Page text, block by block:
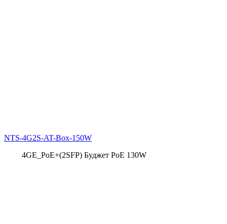
NTS-4G2S-AT-Box-150W
4GE_PoE+(2SFP) Буджет PoE 130W